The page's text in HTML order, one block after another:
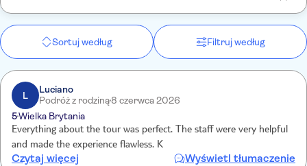
Sortuj według Filtruj według
L
Luciano
Podróż z rodziną8 czerwca 2026
5Wielka Brytania
Everything about the tour was perfect. The staff were very helpful
and made the experience flawless. K
Czytaj więcej Wyświetl tłumaczenie